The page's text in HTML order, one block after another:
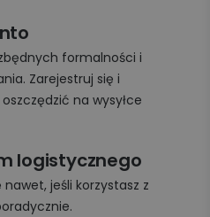
formalności i
Zarejestruj się i
na wysyłce
logistycznego
jeśli korzystasz z